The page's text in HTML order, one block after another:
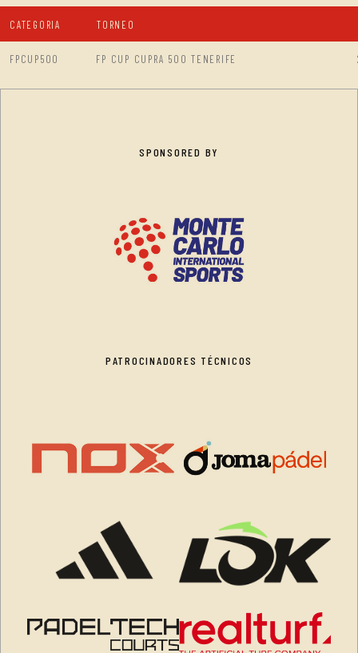
CATEGORIA TORNEO
FPCUP500 FP CUP CUPRA 500 TENERIFE
SPONSORED BY
PATROCINADORES TÉCNICOS